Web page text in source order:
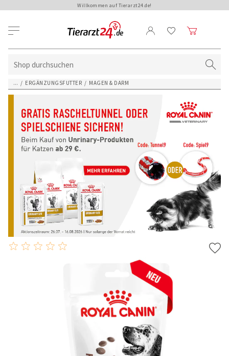
Willkommen auf Tierarzt24.de!
... / ERGÄNZUNGSFUTTER / MAGEN & DARM